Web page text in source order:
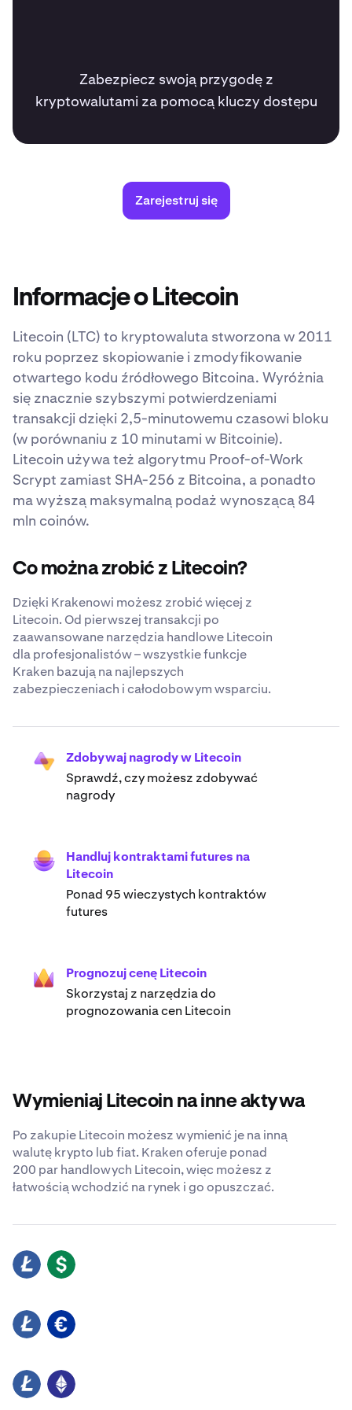
Zabezpiecz swoją przygodę z
kryptowalutami za pomocą kluczy dostępu
Zarejestruj się
Informacje o Litecoin
Litecoin (LTC) to kryptowaluta stworzona w 2011
roku poprzez skopiowanie i zmodyfikowanie
otwartego kodu źródłowego Bitcoina. Wyróżnia
się znacznie szybszymi potwierdzeniami
transakcji dzięki 2,5-minutowemu czasowi bloku
(w porównaniu z 10 minutami w Bitcoinie).
Litecoin używa też algorytmu Proof-of-Work
Scrypt zamiast SHA-256 z Bitcoina, a ponadto
ma wyższą maksymalną podaż wynoszącą 84
mln coinów.
Co można zrobić z Litecoin?
Dzięki Krakenowi możesz zrobić więcej z
Litecoin. Od pierwszej transakcji po
zaawansowane narzędzia handlowe Litecoin
dla profesjonalistów – wszystkie funkcje
Kraken bazują na najlepszych
zabezpieczeniach i całodobowym wsparciu.
Zdobywaj nagrody w Litecoin
Sprawdź, czy możesz zdobywać
nagrody
Handluj kontraktami futures na
Litecoin
Ponad 95 wieczystych kontraktów
futures
Prognozuj cenę Litecoin
Skorzystaj z narzędzia do
prognozowania cen Litecoin
Wymieniaj Litecoin na inne aktywa
Po zakupie Litecoin możesz wymienić je na inną
walutę krypto lub fiat. Kraken oferuje ponad
200 par handlowych Litecoin, więc możesz z
łatwością wchodzić na rynek i go opuszczać.
LTC USD
LTC EUR
LTC ETH